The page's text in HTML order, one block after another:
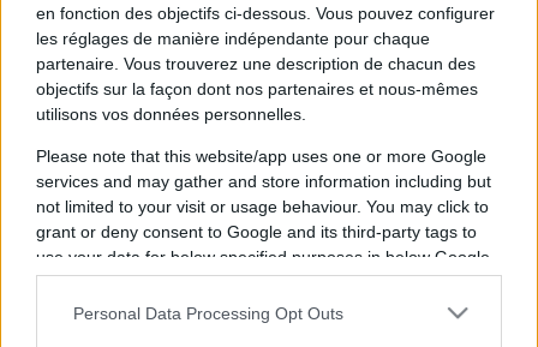
en fonction des objectifs ci-dessous. Vous pouvez configurer
les réglages de manière indépendante pour chaque
partenaire. Vous trouverez une description de chacun des
objectifs sur la façon dont nos partenaires et nous-mêmes
utilisons vos données personnelles.
Please note that this website/app uses one or more Google
services and may gather and store information including but
not limited to your visit or usage behaviour. You may click to
grant or deny consent to Google and its third-party tags to
use your data for below specified purposes in below Google
consent section.
Personal Data Processing Opt Outs
Programme TV Rugby >Pro D2> Colomiers -
Beziers